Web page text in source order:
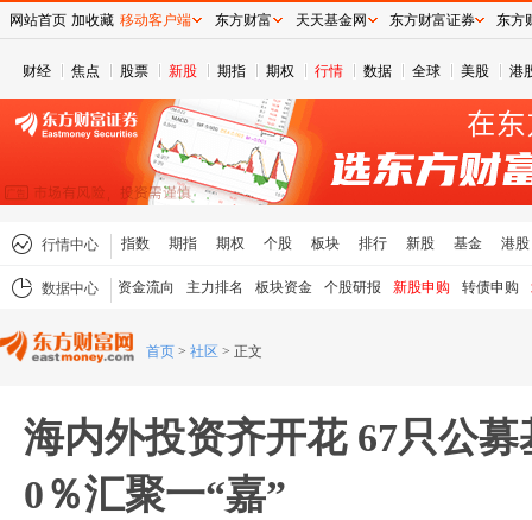
财经 焦点 股票 新股 期指 期权 行情 数据 全球 美股 港
行情中心 指数 期指 期权 个股 板块 排行 新股 基金 港股
数据中心 资金流向 主力排名 板块资金 个股研报 新股申购 转债申购
首页 > 社区 > 正文
海内外投资齐开花 67只公
0％汇聚一“嘉”
网站首页 加收藏 移动客户端 东方财富 天天基金网 东方财富证券 东方